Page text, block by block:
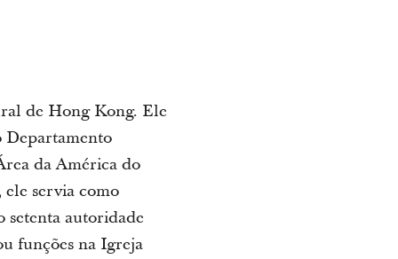
de Hong Kong. Ele
da América do
ele servia como
setenta autoridade
funções na Igreja